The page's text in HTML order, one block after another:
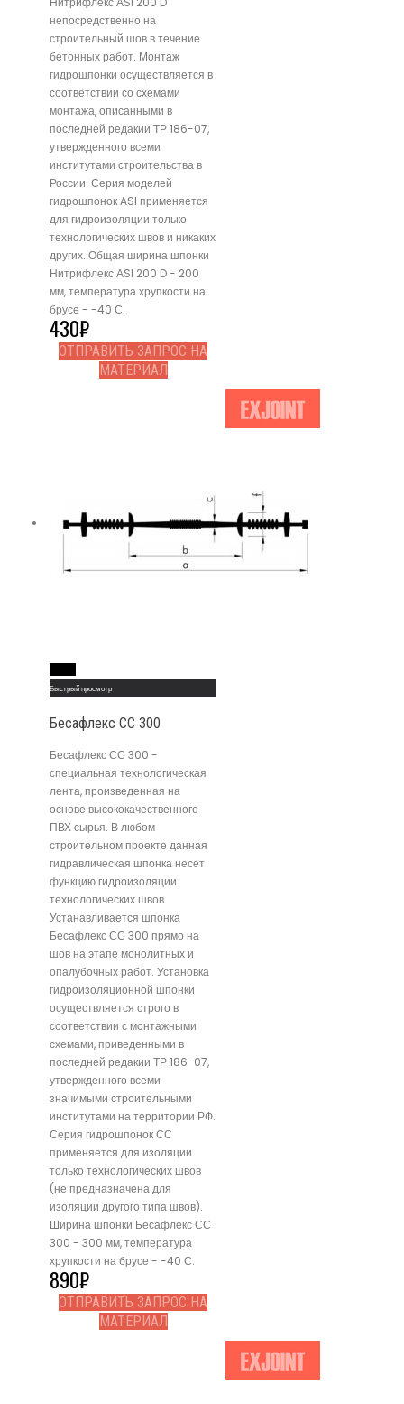
непосредственно на
строительный шов в течение
бетонных работ. Монтаж
гидрошпонки осуществляется в
соответствии со схемами
монтажа, описанными в
последней редакии ТР 186-07,
утвержденного всеми
институтами строительства в
России. Серия моделей
гидрошпонок ASI применяется
для гидроизоляции только
технологических швов и никаких
других. Общая ширина шпонки
Нитрифлекс АSI 200 D - 200
мм, температура хрупкости на
брусе - -40 С.
430₽
ОТПРАВИТЬ ЗАПРОС НА
МАТЕРИАЛ
Быстрый просмотр
Бесафлекс СС 300
Бесафлекс СС 300 -
специальная технологическая
лента, произведенная на
основе высококачественного
ПВХ сырья. В любом
строительном проекте данная
гидравлическая шпонка несет
функцию гидроизоляции
технологических швов.
Устанавливается шпонка
Бесафлекс СС 300 прямо на
шов на этапе монолитных и
опалубочных работ. Установка
гидроизоляционной шпонки
осуществляется строго в
соответствии с монтажными
схемами, приведенными в
последней редакии ТР 186-07,
утвержденного всеми
значимыми строительными
институтами на территории РФ.
Серия гидрошпонок СС
применяется для изоляции
только технологических швов
(не предназначена для
изоляции другого типа швов).
Ширина шпонки Бесафлекс СС
300 - 300 мм, температура
хрупкости на брусе - -40 С.
890₽
ОТПРАВИТЬ ЗАПРОС НА
МАТЕРИАЛ